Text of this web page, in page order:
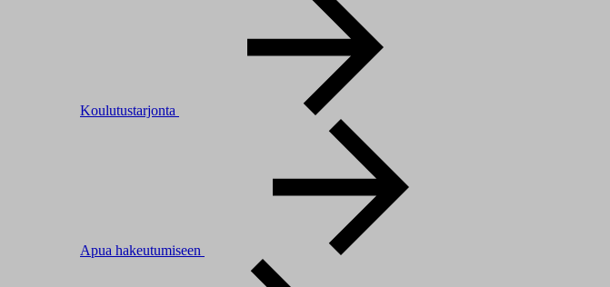
Koulutustarjonta
Apua hakeutumiseen